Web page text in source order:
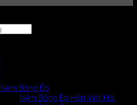
Nệm Bông Ép
Nệm Bông Ép Hàn Việt Hải